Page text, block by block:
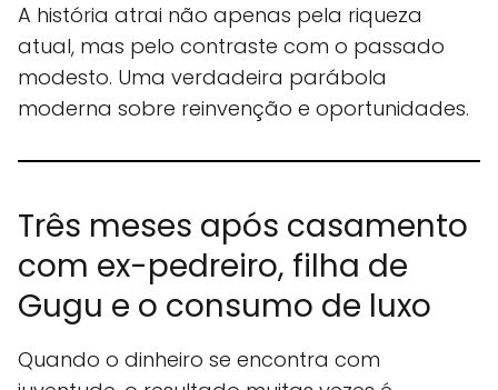
A história atrai não apenas pela riqueza
atual, mas pelo contraste com o passado
modesto. Uma verdadeira parábola
moderna sobre reinvenção e oportunidades.
Três meses após casamento
com ex-pedreiro, filha de
Gugu e o consumo de luxo
Quando o dinheiro se encontra com